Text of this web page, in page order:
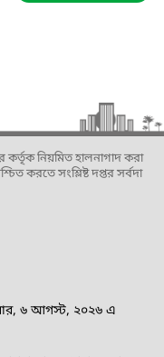
কর্তৃক নিয়মিত হালনাগাদ করা
করতে সংশ্লিষ্ট দপ্তর সর্বদা
৬ আগস্ট, ২০২৬ এ